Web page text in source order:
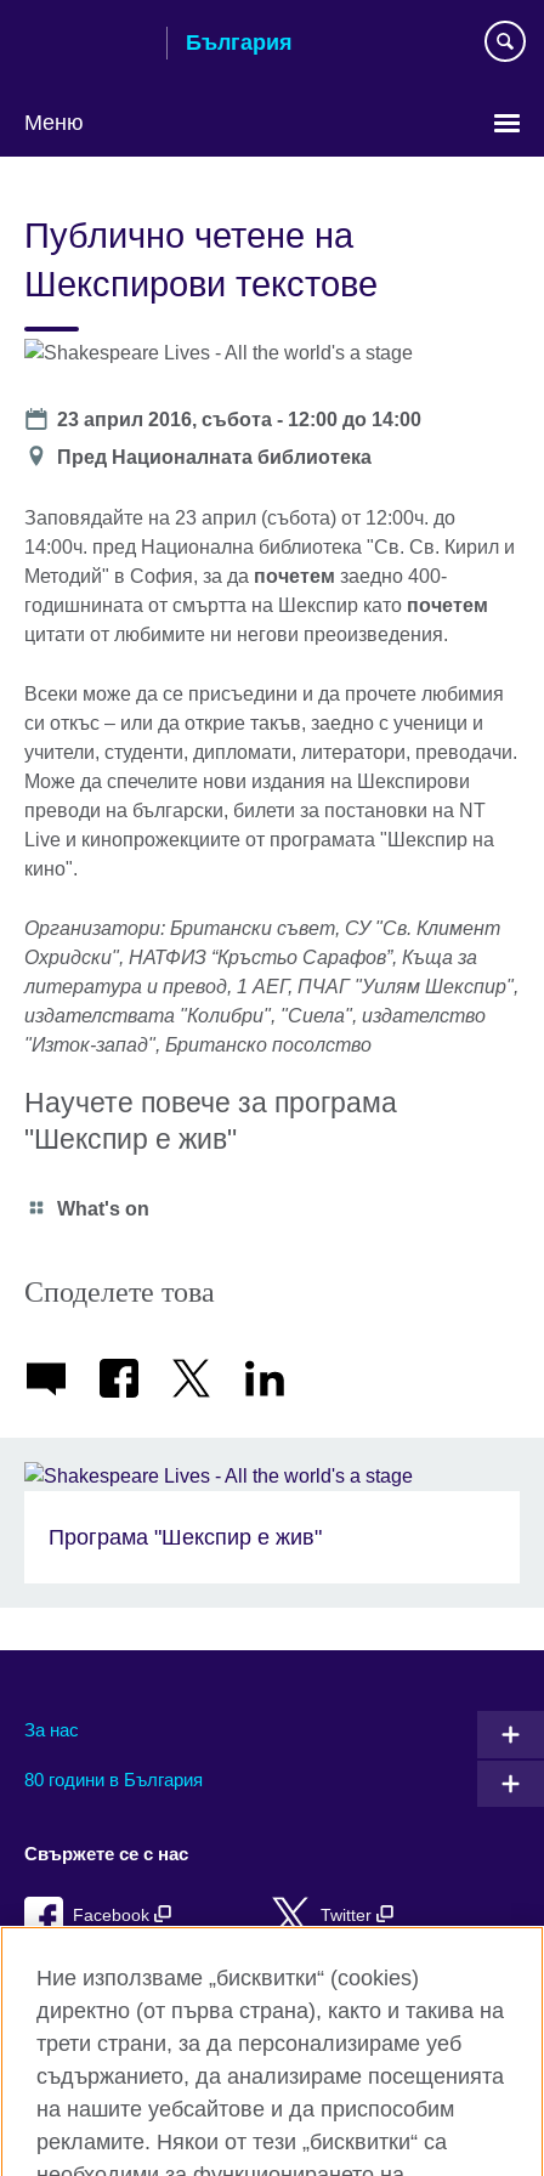
България
Меню
Публично четене на
Шекспирови текстове
Date
23 април 2016, събота - 12:00 до 14:00
Location
Пред Националната библиотека
Заповядайте на 23 април (събота) от 12:00ч. до
14:00ч. пред Национална библиотека "Св. Св. Кирил и
Методий" в София, за да почетем заедно 400-
годишнината от смъртта на Шекспир като почетем
цитати от любимите ни негови преоизведения.
Всеки може да се присъедини и да прочете любимия
си откъс – или да открие такъв, заедно с ученици и
учители, студенти, дипломати, литератори, преводачи.
Може да спечелите нови издания на Шекспирови
преводи на български, билети за постановки на NT
Live и кинопрожекциите от програмата "Шекспир на
кино".
Организатори: Британски съвет, СУ "Св. Климент
Охридски", НАТФИЗ “Кръстьо Сарафов”, Къща за
литература и превод, 1 АЕГ, ПЧАГ "Уилям Шекспир",
издателствата "Колибри", "Сиела", издателство
"Изток-запад", Британско посолство
Научете повече за програма
"Шекспир е жив"
Category
What's on
Споделете това
Програма "Шекспир е жив"
За нас
80 години в България
Свържете се с нас
Facebook Twitter
YouTube
TikTok RSS
Глобален уебсайт на Британски съвет
Ние използваме „бисквитки“ (cookies)
директно (от първа страна), както и такива на
трети страни, за да персонализираме уеб
съдържанието, да анализираме посещенията
на нашите уебсайтове и да приспособим
рекламите. Някои от тези „бисквитки“ са